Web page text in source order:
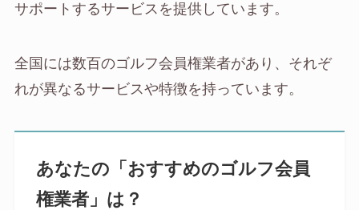
サポートするサービスを提供しています。
全国には数百のゴルフ会員権業者があり、それぞ
れが異なるサービスや特徴を持っています。
あなたの「おすすめのゴルフ会員
権業者」は？